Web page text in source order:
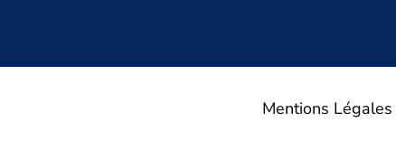
Mentions Légales